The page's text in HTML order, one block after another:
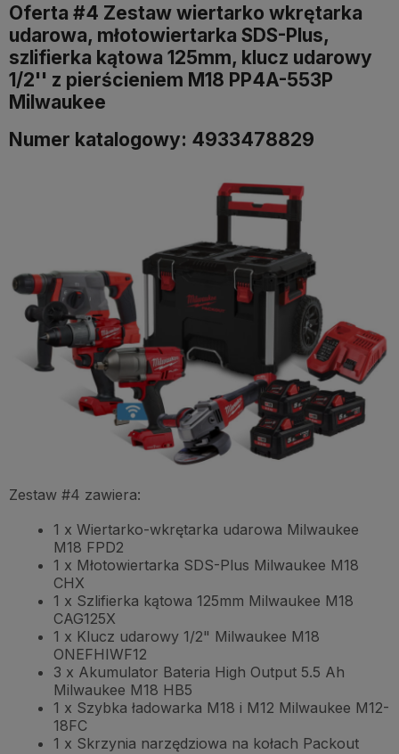
Oferta #4 Zestaw wiertarko wkrętarka
udarowa, młotowiertarka SDS-Plus,
szlifierka kątowa 125mm, klucz udarowy
1/2'' z pierścieniem M18 PP4A-553P
Milwaukee
Numer katalogowy: 4933478829
Zestaw #4 zawiera:
1 x Wiertarko-wkrętarka udarowa Milwaukee
M18 FPD2
1 x Młotowiertarka SDS-Plus Milwaukee M18
CHX
1 x Szlifierka kątowa 125mm Milwaukee M18
CAG125X
1 x Klucz udarowy 1/2" Milwaukee M18
ONEFHIWF12
3 x Akumulator Bateria High Output 5.5 Ah
Milwaukee M18 HB5
1 x Szybka ładowarka M18 i M12 Milwaukee M12-
18FC
1 x Skrzynia narzędziowa na kołach Packout